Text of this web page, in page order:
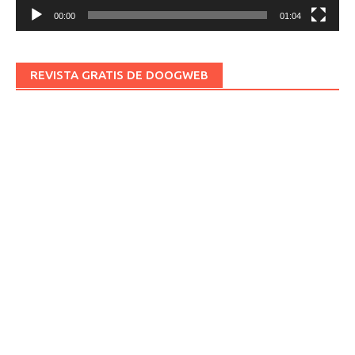
00:00 01:04
REVISTA GRATIS DE DOOGWEB